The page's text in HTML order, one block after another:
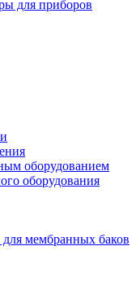
для приборов
оборудованием
оборудования
мембранных баков